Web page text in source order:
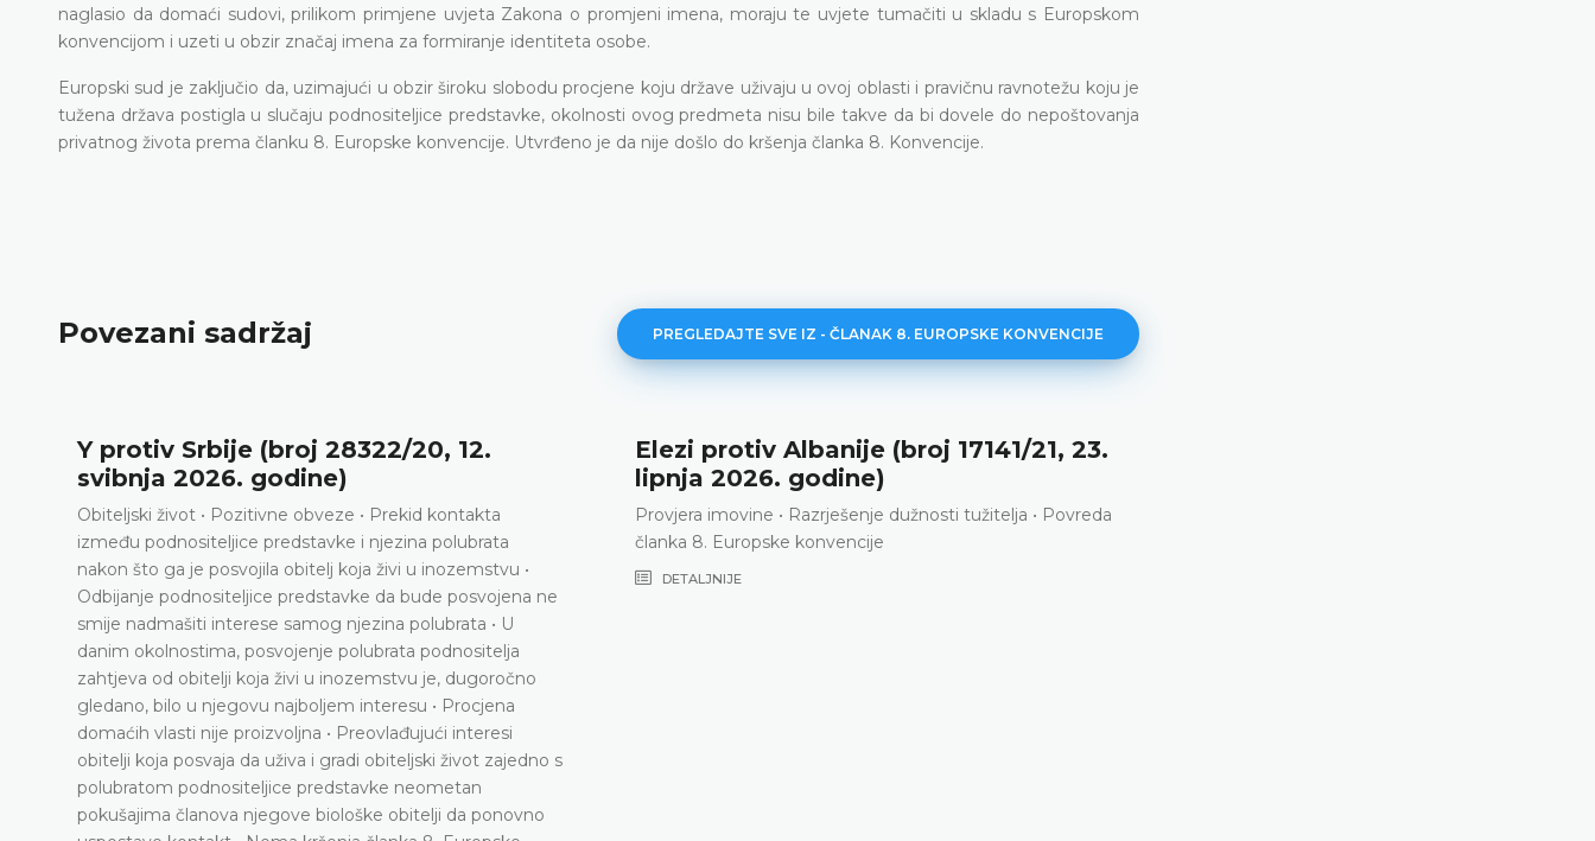
naglasio da domaći sudovi, prilikom primjene uvjeta Zakona o promjeni imena, moraju te uvjete tumačiti u skladu s Europskom
konvencijom i uzeti u obzir značaj imena za formiranje identiteta osobe.
Europski sud je zaključio da, uzimajući u obzir široku slobodu procjene koju države uživaju u ovoj oblasti i pravičnu ravnotežu koju je
tužena država postigla u slučaju podnositeljice predstavke, okolnosti ovog predmeta nisu bile takve da bi dovele do nepoštovanja
privatnog života prema članku 8. Europske konvencije. Utvrđeno je da nije došlo do kršenja članka 8. Konvencije.
Povezani sadržaj PREGLEDAJTE SVE IZ - ČLANAK 8. EUROPSKE KONVENCIJE
Y protiv Srbije (broj 28322/20, 12.
svibnja 2026. godine)
Obiteljski život • Pozitivne obveze • Prekid kontakta
između podnositeljice predstavke i njezina polubrata
nakon što ga je posvojila obitelj koja živi u inozemstvu •
Odbijanje podnositeljice predstavke da bude posvojena ne
smije nadmašiti interese samog njezina polubrata • U
danim okolnostima, posvojenje polubrata podnositelja
zahtjeva od obitelji koja živi u inozemstvu je, dugoročno
gledano, bilo u njegovu najboljem interesu • Procjena
domaćih vlasti nije proizvoljna • Preovlađujući interesi
obitelji koja posvaja da uživa i gradi obiteljski život zajedno s
polubratom podnositeljice predstavke neometan
pokušajima članova njegove biološke obitelji da ponovno
Elezi protiv Albanije (broj 17141/21, 23.
lipnja 2026. godine)
Provjera imovine • Razrješenje dužnosti tužitelja • Povreda
članka 8. Europske konvencije
DETALJNIJE